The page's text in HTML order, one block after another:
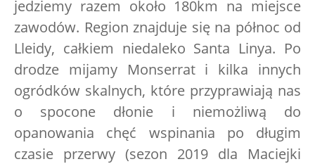
jedziemy razem około 180km na miejsce
zawodów. Region znajduje się na północ od
Lleidy, całkiem niedaleko Santa Linya. Po
drodze mijamy Monserrat i kilka innych
ogródków skalnych, które przyprawiają nas
o spocone dłonie i niemożliwą do
opanowania chęć wspinania po długim
czasie przerwy (sezon 2019 dla Maciejki